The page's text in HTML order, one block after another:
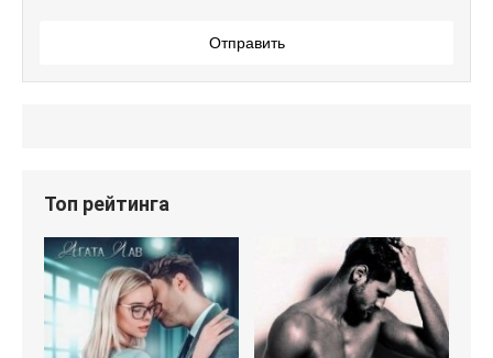
Отправить
Топ рейтинга